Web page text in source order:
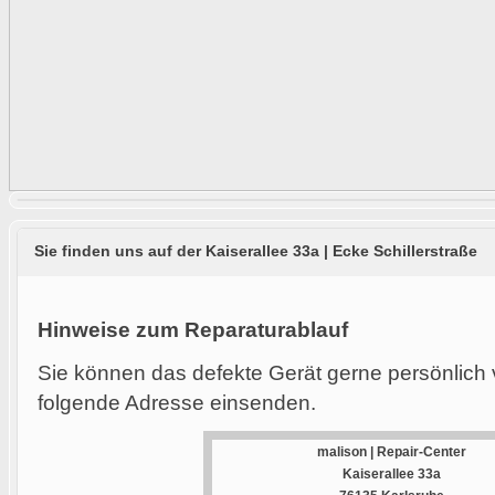
Sie finden uns auf der Kaiserallee 33a | Ecke Schillerstraße
Hinweise zum Reparaturablauf
Sie können das defekte Gerät gerne
folgende Adresse einsenden.
malison | Repair-Center
Kaiserallee 33a